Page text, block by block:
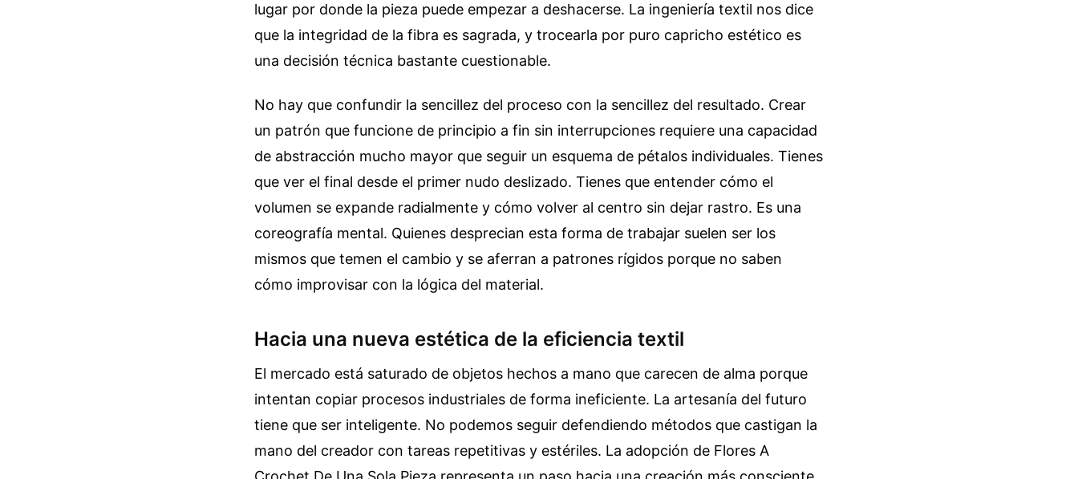
lugar por donde la pieza puede empezar a deshacerse. La ingeniería textil nos dice
que la integridad de la fibra es sagrada, y trocearla por puro capricho estético es
una decisión técnica bastante cuestionable.
No hay que confundir la sencillez del proceso con la sencillez del resultado. Crear
un patrón que funcione de principio a fin sin interrupciones requiere una capacidad
de abstracción mucho mayor que seguir un esquema de pétalos individuales. Tienes
que ver el final desde el primer nudo deslizado. Tienes que entender cómo el
volumen se expande radialmente y cómo volver al centro sin dejar rastro. Es una
coreografía mental. Quienes desprecian esta forma de trabajar suelen ser los
mismos que temen el cambio y se aferran a patrones rígidos porque no saben
cómo improvisar con la lógica del material.
Hacia una nueva estética de la eficiencia textil
El mercado está saturado de objetos hechos a mano que carecen de alma porque
intentan copiar procesos industriales de forma ineficiente. La artesanía del futuro
tiene que ser inteligente. No podemos seguir defendiendo métodos que castigan la
mano del creador con tareas repetitivas y estériles. La adopción de Flores A